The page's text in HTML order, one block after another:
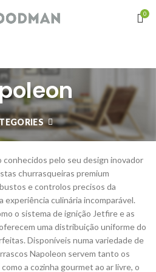
0
conhecidos pelo seu design inovador
churrasqueiras premium
e controlos precisos da
culinária incomparável.
o sistema de ignição Jetfire e as
uma distribuição uniforme do
Disponíveis numa variedade de
Napoleon servem tanto os
a cozinha gourmet ao ar livre, o